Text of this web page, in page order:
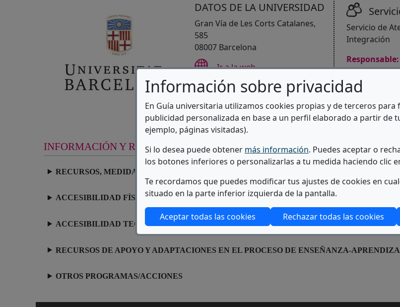
Información sobre privacidad
En Guía universitaria utilizamos cookies propias y de terceros
publicidad personalizada en base a un perfil elaborado a partir de
ejemplo, páginas visitadas).
Si lo desea puede obtener más información. Puedes aceptar o
los botones inferiores o personalizarlas a tu medida haciendo clic
Te recordamos que puedes modificar tus ajustes de cookies en
situado en la parte inferior izquierda de la pantalla.
Aceptar todas las cookies Rechazar todas las cookies
DATOS DE LA UNIVERSIDAD
Gran Vía de Les Corts Catalanes,
585
08007 Barcelona
Ir a la web(Abre en nueva ventana)
Ir al plan de estudios(Abre en nueva ventana)
Ver Campus(abre en ventana modal)
Servicio de
Integración
Responsable:
Responsable
C/ Adolf
93 403 54 15
Ir a la web
INFORMACIÓN Y RECURSOS
RECURSOS, MEDIDAS Y ACTUACIONES EN EL ACCESO A LA UNIVERSIDAD Y
ACCESIBILIDAD FÍSICA EN DEPENDENCIAS UNIVERSITARIAS
ACCESIBILIDAD TECNOLÓGICA Y DE LA INFORMACIÓN
RECURSOS DE APOYO Y ADAPTACIONES EN EL PROCESO DE ENSEÑANZA-
OTROS PROGRAMAS/ACCIONES